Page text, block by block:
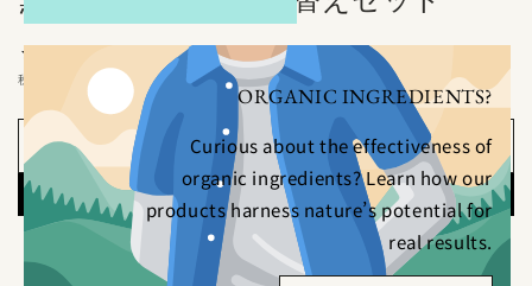
ORGANIC INGREDIENTS?
Curious about the effectiveness of
organic ingredients? Learn how our
products harness nature’s potential for
real results.
定
価
¥ 3,300
税込み。
カートに入れる
別のお支払い方法